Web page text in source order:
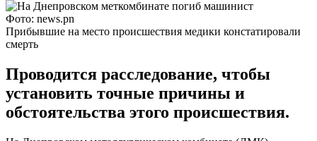
Фото: news.pn
Прибывшие на место происшествия медики констатировали
смерть
Проводится расследование, чтобы
установить точные причины и
обстоятельства этого происшествия.